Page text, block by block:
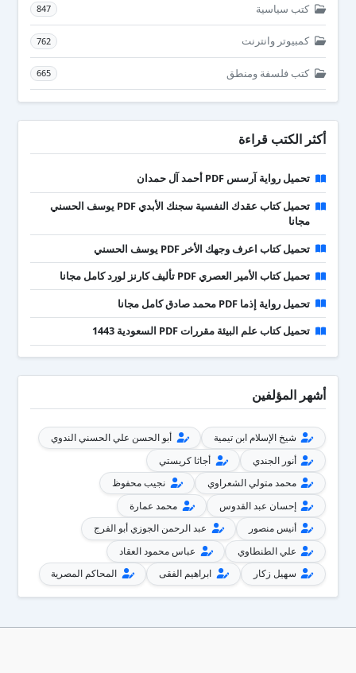
كتب سياسية 847
كمبيوتر وانترنت 762
كتب فلسفة ومنطق 665
أكثر الكتب قراءة
تحميل رواية آرسس PDF أحمد آل حمدان
تحميل كتاب عقدك النفسية سجنك الأبدي PDF يوسف الحسني
مجانا
تحميل كتاب اعرف وجهك الأخر PDF يوسف الحسني
تحميل كتاب الأمير العصري PDF تأليف كارنز لورد كامل مجانا
تحميل رواية إذما PDF محمد صادق كامل مجانا
تحميل كتاب علم البيئة مقررات PDF السعودية 1443
أشهر المؤلفين
شيخ الإسلام ابن تيمية
أبو الحسن علي الحسني الندوي
أنور الجندي
أجاثا كريستي
محمد متولي الشعراوي
نجيب محفوظ
إحسان عبد القدوس
محمد عمارة
أنيس منصور
عبد الرحمن الجوزي أبو الفرج
علي الطنطاوي
عباس محمود العقاد
سهيل زكار
ابراهيم الفقى المحاكم المصرية